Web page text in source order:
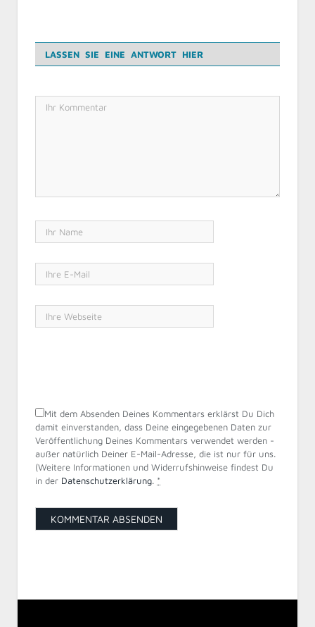
LASSEN SIE EINE ANTWORT HIER
Mit dem Absenden Deines Kommentars erklärst Du Dich
damit einverstanden, dass Deine eingegebenen Daten zur
Veröffentlichung Deines Kommentars verwendet werden -
außer natürlich Deiner E-Mail-Adresse, die ist nur für uns.
(Weitere Informationen und Widerrufshinweise findest Du
in der Datenschutzerklärung. *